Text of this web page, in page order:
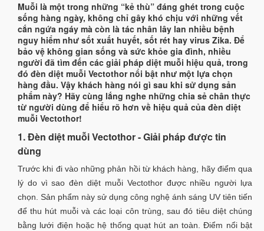
Muỗi là một trong những “kẻ thù” đáng ghét trong cuộc
sống hàng ngày, không chỉ gây khó chịu với những vết
cắn ngứa ngáy mà còn là tác nhân lây lan nhiều bệnh
nguy hiểm như sốt xuất huyết, sốt rét hay virus Zika. Để
bảo vệ không gian sống và sức khỏe gia đình, nhiều
người đã tìm đến các giải pháp diệt muỗi hiệu quả, trong
đó đèn diệt muỗi Vectothor nổi bật như một lựa chọn
hàng đầu. Vậy khách hàng nói gì sau khi sử dụng sản
phẩm này? Hãy cùng lắng nghe những chia sẻ chân thực
từ người dùng để hiểu rõ hơn về hiệu quả của đèn diệt
muỗi Vectothor!
1. Đèn diệt muỗi Vectothor - Giải pháp được tin
dùng
Trước khi đi vào những phản hồi từ khách hàng, hãy điểm qua
lý do vì sao đèn diệt muỗi Vectothor được nhiều người lựa
chọn. Sản phẩm này sử dụng công nghệ ánh sáng UV tiên tiến
để thu hút muỗi và các loại côn trùng, sau đó tiêu diệt chúng
bằng lưới điện hoặc hệ thống quạt hút an toàn. Điểm nổi bật